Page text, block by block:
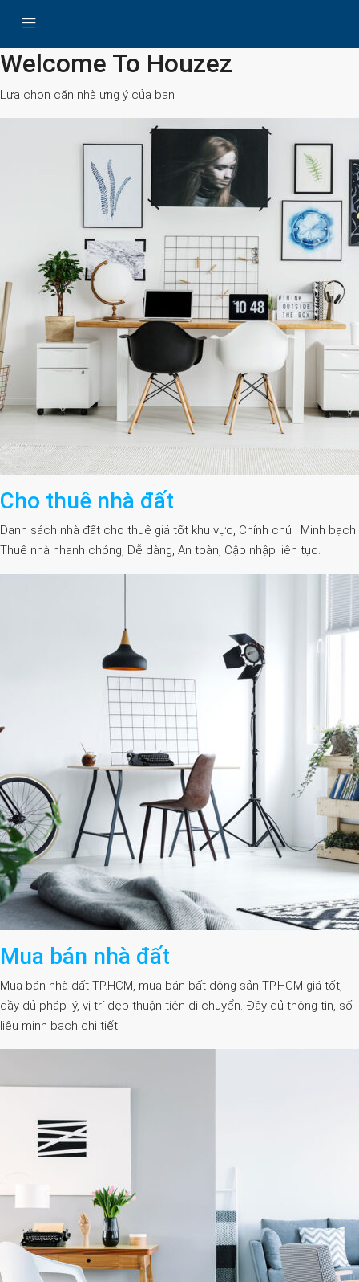
Search
Welcome To Houzez
Lựa chọn căn nhà ưng ý của bạn
Cho thuê nhà đất
Danh sách nhà đất cho thuê giá tốt khu vực, Chính chủ | Minh bạch.
Thuê nhà nhanh chóng, Dễ dàng, An toàn, Cập nhập liên tục.
Mua bán nhà đất
Mua bán nhà đất TP.HCM, mua bán bất động sản TP.HCM giá tốt,
đầy đủ pháp lý, vị trí đẹp thuận tiện di chuyển. Đầy đủ thông tin, số
liệu minh bạch chi tiết.